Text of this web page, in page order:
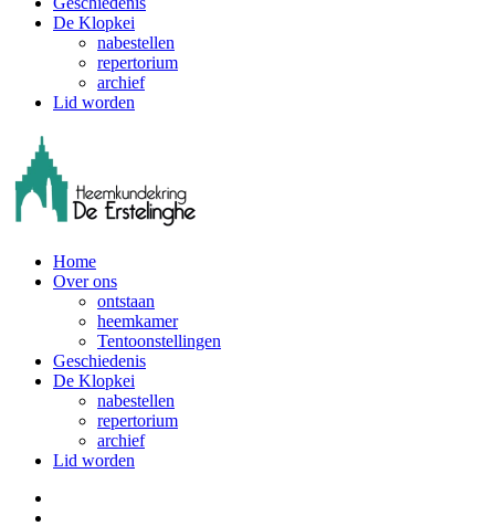
De Klopkei
nabestellen
repertorium
archief
Lid worden
Home
Over ons
ontstaan
heemkamer
Tentoonstellingen
Geschiedenis
De Klopkei
nabestellen
repertorium
archief
Lid worden